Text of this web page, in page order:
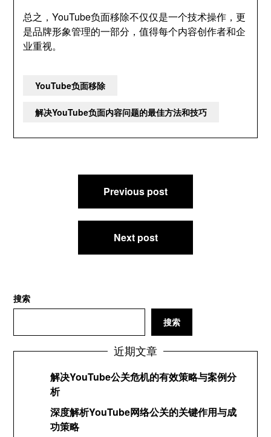
总之，YouTube负面移除不仅仅是一个技术操作，更
是品牌形象管理的一部分，值得每个内容创作者和企
业重视。
YouTube负面移除
解决YouTube负面内容问题的最佳方法和技巧
Previous post
Next post
搜索
搜索
近期文章
解决YouTube公关危机的有效策略与案例分
析
深度解析YouTube网络公关的关键作用与成
功策略